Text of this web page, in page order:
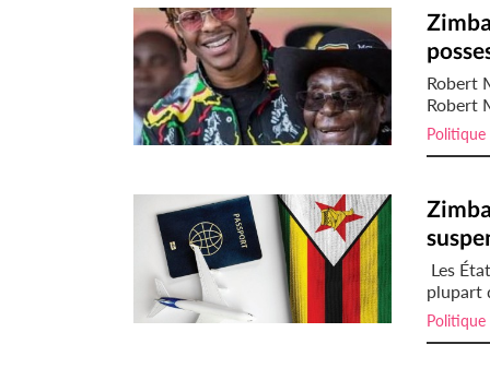
Robert
Robert
Politique
Les
plupart
Politique